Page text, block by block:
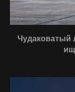
Чудаковатый